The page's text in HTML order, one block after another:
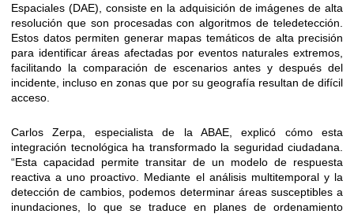
Espaciales (DAE), consiste en la adquisición de imágenes de alta
resolución que son procesadas con algoritmos de teledetección.
Estos datos permiten generar mapas temáticos de alta precisión
para identificar áreas afectadas por eventos naturales extremos,
facilitando la comparación de escenarios antes y después del
incidente, incluso en zonas que por su geografía resultan de difícil
acceso.
Carlos Zerpa, especialista de la ABAE, explicó cómo esta
integración tecnológica ha transformado la seguridad ciudadana.
“Esta capacidad permite transitar de un modelo de respuesta
reactiva a uno proactivo. Mediante el análisis multitemporal y la
detección de cambios, podemos determinar áreas susceptibles a
inundaciones, lo que se traduce en planes de ordenamiento